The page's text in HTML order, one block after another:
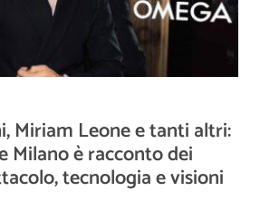
Miriam Leone e tanti altri:
Milano è racconto dei
tecnologia e visioni